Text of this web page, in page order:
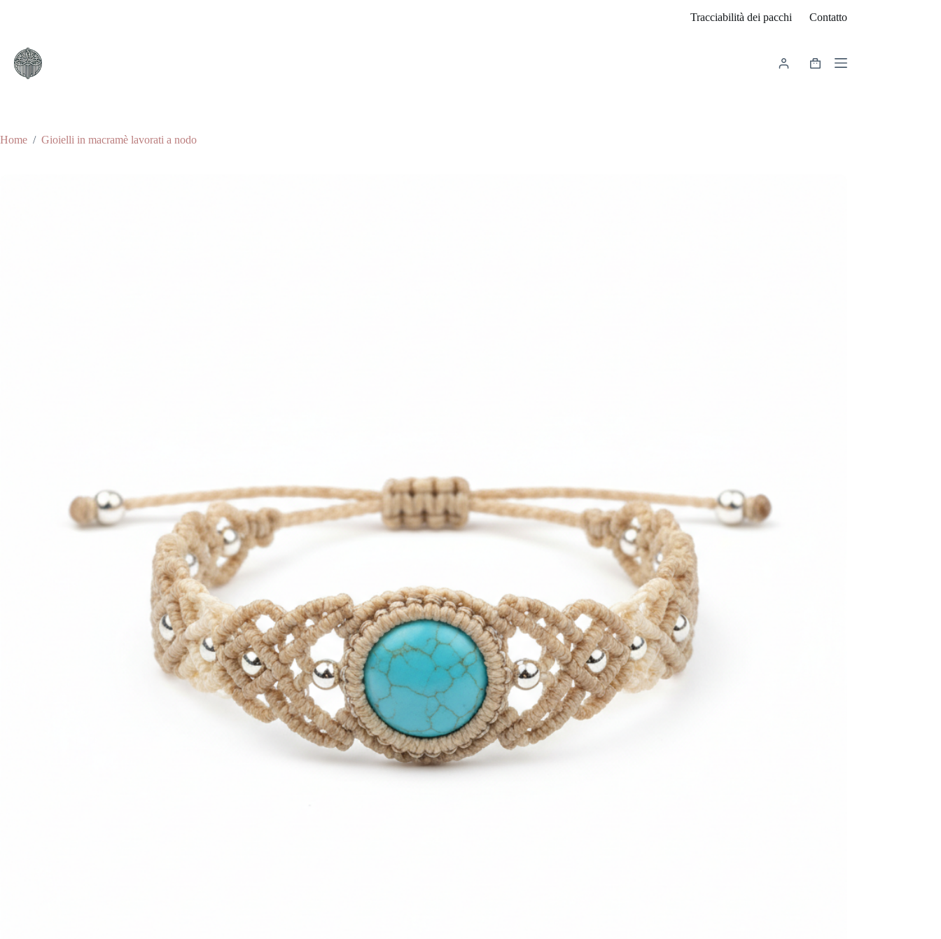
Tracciabilità dei pacchi Contatto
Carrello
Home / Gioielli in macramè lavorati a nodo